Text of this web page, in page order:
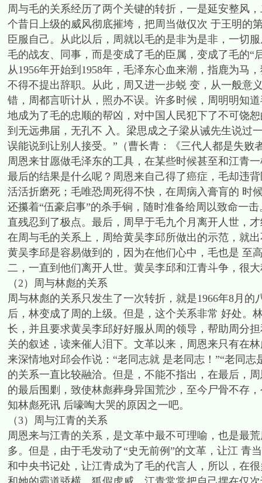
周与毛的关系经历了两个关键的转折，一是延安整风
个昔日上级的威风彻底摧垮，把周当做仅次 于王明的
臣服自己。从此以后，周就以毛的是非为是非，一切
毛的战友、同事，而是变成了毛的臣属，变成了毛的“
从1956年开始到1958年，毛泽东心血来潮，指鹿为马
不得不提出辞职。从此，周又进一步蜕 变，从一般意
错，周都言听计从，照办不误。许多时候，周明明知
地成为了毛的忠顺的帮凶，对中国人民犯下了不可饶
到无远弗届，无孔不 入。梁思成之子梁从诫先生说过
误能说到让别人接受。”（曹长青：《三代人都是失
周恩来甘愿做毛泽东的工具，在某些时候甚至和江青
最后的结果是什么呢？周恩来自己得了癌症，毛却违
活活折磨死；毛唯恐周死得不快，在周病入膏肓的 时
还攥着“伍豪启事”的杀手锏，随时准备给周以致命一
直残忍到了极点。最后，周早于毛九个月离开人世，
在周与毛的关系上，周给黄吴李邱所做出的示范，就
黄吴李邱是容易做到的，因为在他们心中，毛也是 至
二，一直到他们离开人世。黄吴李邱和江青斗争，很
（2）周与林彪的关系
周与林彪的关系只发生了一次转折，就是1966年8月
后，林变成了周的上级。但是，这个关系非常 好处。
长，并且要求黄吴李邱好好服从周的领导，帮助周分
关的叙述，读来催人泪下。文革以来，周恩来只有在
来深情地对邱会作说：“老同志就 是老同志！”“老同
的关系一直比较融洽。但是，不能不指出，在最后，
的最后围剿，致使林彪葬身异国荒沙，至今尸骨不存
知林彪死讯 后嚎啕大哭的原因之一吧。
（3）周与江青的关系
周恩来与江青的关系，是文革中最不可理喻，也是最
多。但是，由于毛发动了“史无前例”的文革，让江 青
和中央书记处，让江青成为了毛的代言人，所以，在